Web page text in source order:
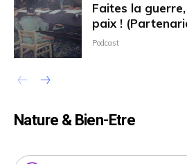
Faites la
paix !
Podcast
Nature & Bien-Etre